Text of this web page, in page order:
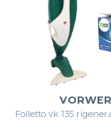
Folletto vk 135